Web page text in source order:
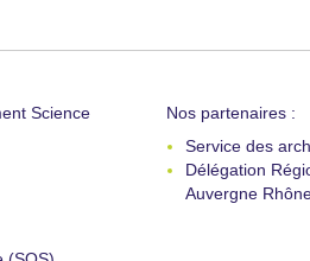
Science
Nos partenaires :
Service des
Délégation
Auvergne